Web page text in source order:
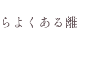
よくある離